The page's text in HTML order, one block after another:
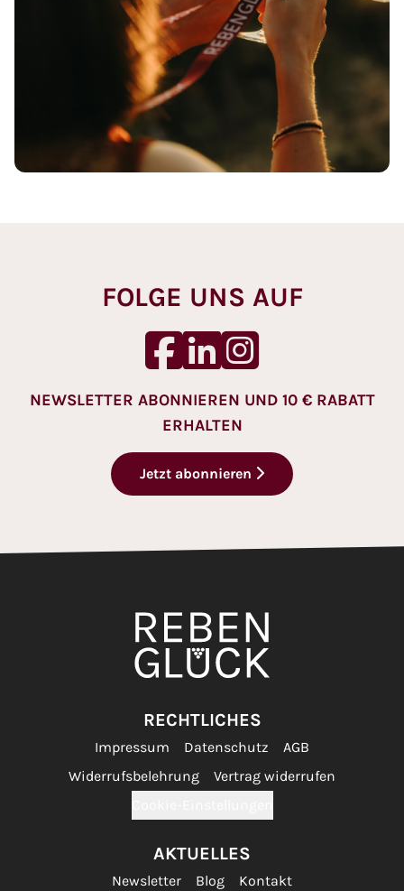
FOLGE UNS AUF
NEWSLETTER ABONNIEREN UND 10 € RABATT
ERHALTEN
Jetzt abonnieren
RECHTLICHES
Impressum Datenschutz
AGB
Widerrufsbelehrung
Vertrag widerrufen
AKTUELLES
Newsletter Blog Kontakt